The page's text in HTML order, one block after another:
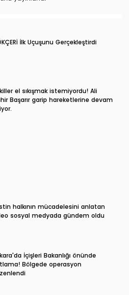
İlk Uçuşunu Gerçekleştirdi
el sıkışmak istemiyordu! Ali
Başarır garip hareketlerine devam
halkının mücadelesini anlatan
sosyal medyada gündem oldu
İçişleri Bakanlığı önünde
Bölgede operasyon